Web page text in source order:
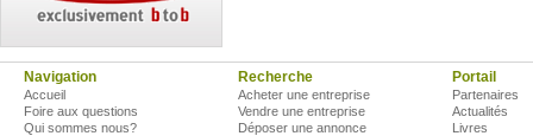
Navigation
Accueil
Foire aux questions
Qui sommes nous?
Recherche
Acheter une entreprise
Vendre une entreprise
Déposer une annonce
Portail
Partenaires
Actualités
Livres